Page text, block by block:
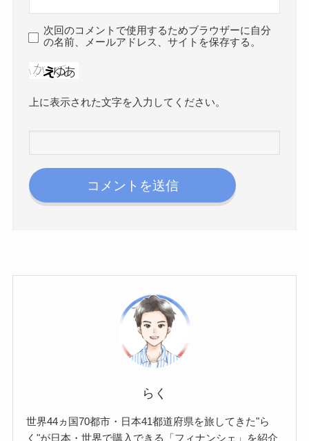
次回のコメントで使用するためブラウザーに自分
の名前、メールアドレス、サイトを保存する。
上に表示された文字を入力してください。
らく
世界44ヵ国70都市・日本41都道府県を旅してきた"ら
く"が日本・世界で購入できる「フィナンシェ」を紹介